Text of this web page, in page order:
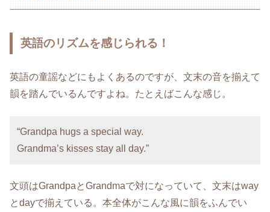
英語のリズムを感じられる！
英語の童謡などにもよくあるのですが、文末の音を揃えて
韻を踏んでいるんですよね。たとえばこんな感じ。
“Grandpa hugs a special way.
Grandma’s kisses stay all day.”
文頭はGrandpaとGrandmaで対になっていて、文末はway
とdayで揃えている。本全体がこんな風に韻をふんでい